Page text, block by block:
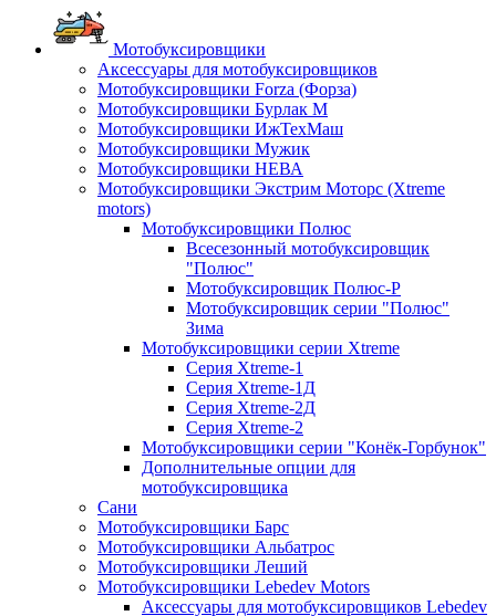
Мотобуксировщики
Аксессуары для мотобуксировщиков
Мотобуксировщики Forza (Форза)
Мотобуксировщики Бурлак М
Мотобуксировщики ИжТехМаш
Мотобуксировщики Мужик
Мотобуксировщики НЕВА
Мотобуксировщики Экстрим Моторс (Xtreme
motors)
Мотобуксировщики Полюс
Всесезонный мотобуксировщик
"Полюс"
Мотобуксировщик Полюс-Р
Мотобуксировщик серии "Полюс"
Зима
Мотобуксировщики серии Xtreme
Серия Xtreme-1
Серия Xtreme-1Д
Серия Xtreme-2Д
Серия Xtreme-2
Мотобуксировщики серии "Конёк-Горбунок"
Дополнительные опции для
мотобуксировщика
Сани
Мотобуксировщики Барс
Мотобуксировщики Альбатрос
Мотобуксировщики Леший
Мотобуксировщики Lebedev Motors
Аксессуары для мотобуксировщиков Lebedev